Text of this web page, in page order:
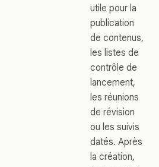
utile pour la
publication
de contenus,
les listes de
contrôle de
lancement,
les réunions
de révision
ou les suivis
datés. Après
la création,